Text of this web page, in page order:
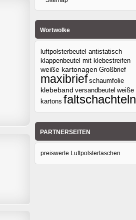
Wortwolke
luftpolsterbeutel antistatisch
klappenbeutel mit klebestreifen
weiße kartonagen Großbrief
maxibrief schaumfolie
klebeband versandbeutel weiße
kartons faltschachteln
PARTNERSEITEN
preiswerte Luftpolstertaschen